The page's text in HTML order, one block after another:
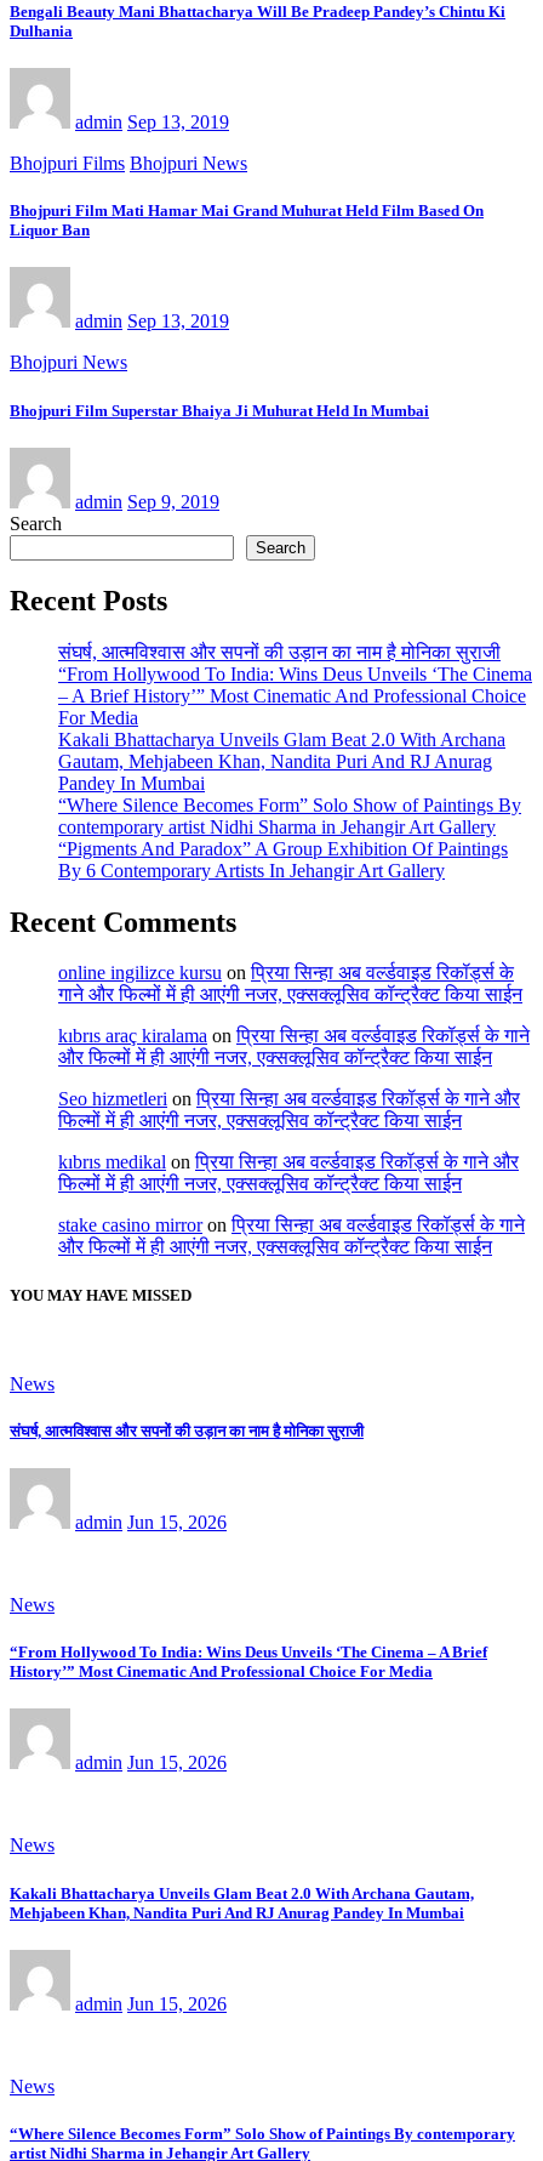
Bengali Beauty Mani Bhattacharya Will Be Pradeep Pandey’s Chintu Ki
Dulhania
admin Sep 13, 2019
Bhojpuri Films Bhojpuri News
Bhojpuri Film Mati Hamar Mai Grand Muhurat Held Film Based On
Liquor Ban
admin Sep 13, 2019
Bhojpuri News
Bhojpuri Film Superstar Bhaiya Ji Muhurat Held In Mumbai
admin Sep 9, 2019
Search
Search
Recent Posts
संघर्ष, आत्मविश्वास और सपनों की उड़ान का नाम है मोनिका सुराजी
“From Hollywood To India: Wins Deus Unveils ‘The Cinema
– A Brief History’” Most Cinematic And Professional Choice
For Media
Kakali Bhattacharya Unveils Glam Beat 2.0 With Archana
Gautam, Mehjabeen Khan, Nandita Puri And RJ Anurag
Pandey In Mumbai
“Where Silence Becomes Form” Solo Show of Paintings By
contemporary artist Nidhi Sharma in Jehangir Art Gallery
“Pigments And Paradox” A Group Exhibition Of Paintings
By 6 Contemporary Artists In Jehangir Art Gallery
Recent Comments
online ingilizce kursu onप्रिया सिन्हा अब वर्ल्डवाइड रिकॉर्ड्स के
गाने और फिल्मों में ही आएंगी नजर, एक्सक्लूसिव कॉन्ट्रैक्ट किया साईन
kıbrıs araç kiralama onप्रिया सिन्हा अब वर्ल्डवाइड रिकॉर्ड्स के गाने
और फिल्मों में ही आएंगी नजर, एक्सक्लूसिव कॉन्ट्रैक्ट किया साईन
Seo hizmetleri onप्रिया सिन्हा अब वर्ल्डवाइड रिकॉर्ड्स के गाने और
फिल्मों में ही आएंगी नजर, एक्सक्लूसिव कॉन्ट्रैक्ट किया साईन
kıbrıs medikal onप्रिया सिन्हा अब वर्ल्डवाइड रिकॉर्ड्स के गाने और
फिल्मों में ही आएंगी नजर, एक्सक्लूसिव कॉन्ट्रैक्ट किया साईन
stake casino mirroronप्रिया सिन्हा अब वर्ल्डवाइड रिकॉर्ड्स के गाने
और फिल्मों में ही आएंगी नजर, एक्सक्लूसिव कॉन्ट्रैक्ट किया साईन
YOU MAY HAVE MISSED
News
संघर्ष, आत्मविश्वास और सपनों की उड़ान का नाम है मोनिका सुराजी
admin Jun 15, 2026
News
“From Hollywood To India: Wins Deus Unveils ‘The Cinema – A Brief
History’” Most Cinematic And Professional Choice For Media
admin Jun 15, 2026
News
Kakali Bhattacharya Unveils Glam Beat 2.0 With Archana Gautam,
Mehjabeen Khan, Nandita Puri And RJ Anurag Pandey In Mumbai
admin Jun 15, 2026
News
“Where Silence Becomes Form” Solo Show of Paintings By contemporary
artist Nidhi Sharma in Jehangir Art Gallery